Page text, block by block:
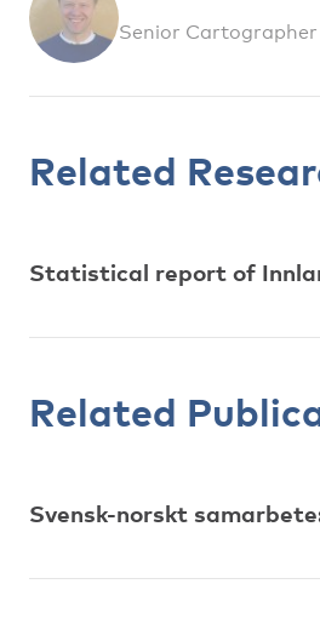
Senior
Related
Statistical report of
Related
Svensk-norskt